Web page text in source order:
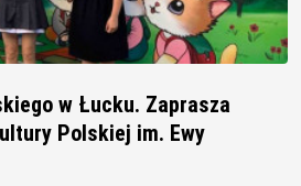
w Łucku. Zaprasza
Polskiej im. Ewy